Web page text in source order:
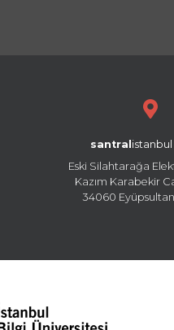
santral
Eski Silahtarağa
Kazım Karabekir
34060